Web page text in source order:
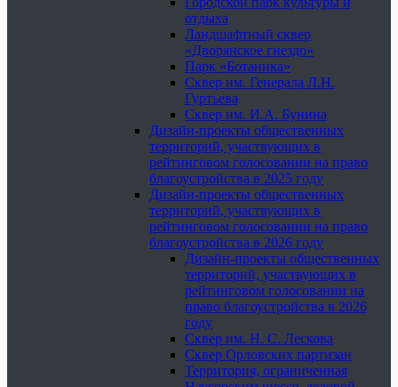
отдыха
Ландшафтный сквер
«Дворянское гнездо»
Парк «Ботаника»
Сквер им. Генерала Л.Н.
Гуртьева
Сквер им. И.А. Бунина
Дизайн-проекты общественных
территорий, участвующих в
рейтинговом голосовании на право
благоустройства в 2025 году
Дизайн-проекты общественных
территорий, участвующих в
рейтинговом голосовании на право
благоустройства в 2026 году
Дизайн-проекты общественных
территорий, участвующих в
рейтинговом голосовании на
право благоустройства в 2026
году
Сквер им. Н. С. Лескова
Сквер Орловских партизан
Территория, ограниченная